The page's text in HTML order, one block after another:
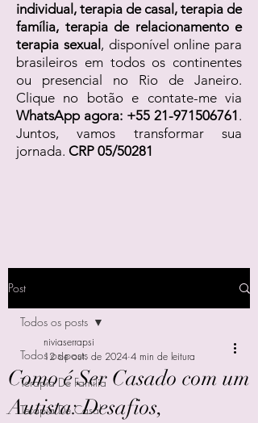
individual, terapia de casal, terapia de
família, terapia de relacionamento e
terapia sexual , disponível online para
brasileiros em todos os continentes
ou presencial no Rio de Janeiro.
Clique no botão e contate-me via
WhatsApp agora: +55 21-971506761 .
Juntos, vamos transformar sua
jornada. CRP 05/50281
Post
Todos os posts
Terapia De Família
Terapia De Casal
Todos os posts
Como é Ser Casado com um
Autista: Desafios,
niviaserrapsi
12 de out. de 2024 4 min de leitura